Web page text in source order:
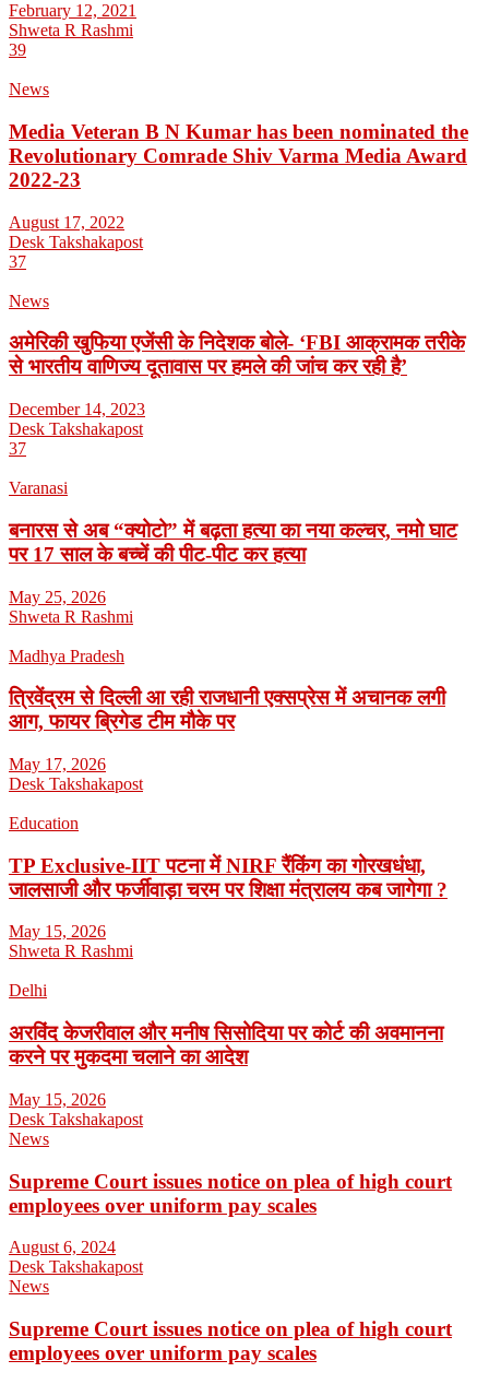
February 12, 2021
Shweta R Rashmi
39
News
Media Veteran B N Kumar has been nominated the
Revolutionary Comrade Shiv Varma Media Award
2022-23
August 17, 2022
Desk Takshakapost
37
News
अमेरिकी खुफिया एजेंसी के निदेशक बोले- ‘FBI आक्रामक तरीके
से भारतीय वाणिज्य दूतावास पर हमले की जांच कर रही है’
December 14, 2023
Desk Takshakapost
37
Varanasi
बनारस से अब “क्योटो” में बढ़ता हत्या का नया कल्चर, नमो घाट
पर 17 साल के बच्चें की पीट-पीट कर हत्या
May 25, 2026
Shweta R Rashmi
Madhya Pradesh
त्रिवेंद्रम से दिल्ली आ रही राजधानी एक्सप्रेस में अचानक लगी
आग, फायर ब्रिगेड टीम मौके पर
May 17, 2026
Desk Takshakapost
Education
TP Exclusive-IIT पटना में NIRF रैंकिंग का गोरखधंधा,
जालसाजी और फर्जीवाड़ा चरम पर शिक्षा मंत्रालय कब जागेगा ?
May 15, 2026
Shweta R Rashmi
Delhi
अरविंद केजरीवाल और मनीष सिसोदिया पर कोर्ट की अवमानना
करने पर मुकदमा चलाने का आदेश
May 15, 2026
Desk Takshakapost
News
Supreme Court issues notice on plea of high court
employees over uniform pay scales
August 6, 2024
Desk Takshakapost
News
Supreme Court issues notice on plea of high court
employees over uniform pay scales